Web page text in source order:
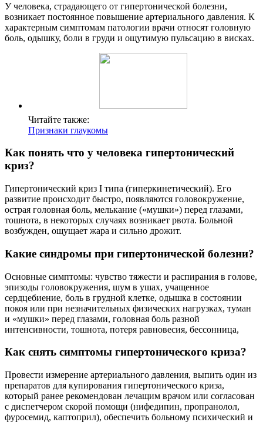
У человека, страдающего от гипертонической болезни,
возникает постоянное повышение артериального давления. К
характерным симптомам патологии врачи относят головную
боль, одышку, боли в груди и ощутимую пульсацию в висках.
Читайте также:
Признаки глаукомы
Как понять что у человека гипертонический
криз?
Гипертонический криз I типа (гиперкинетический). Его
развитие происходит быстро, появляются головокружение,
острая головная боль, мелькание («мушки») перед глазами,
тошнота, в некоторых случаях возникает рвота. Больной
возбужден, ощущает жара и сильно дрожит.
Какие синдромы при гипертонической болезни?
Основные симптомы: чувство тяжести и распирания в голове,
эпизоды головокружения, шум в ушах, учащенное
сердцебиение, боль в грудной клетке, одышка в состоянии
покоя или при незначительных физических нагрузках, туман
и «мушки» перед глазами, головная боль разной
интенсивности, тошнота, потеря равновесия, бессонница,
Как снять симптомы гипертонического криза?
Провести измерение артериального давления, выпить один из
препаратов для купирования гипертонического криза,
который ранее рекомендован лечащим врачом или согласован
с диспетчером скорой помощи (нифедипин, пропранолол,
фуросемид, каптоприл), обеспечить больному психический и